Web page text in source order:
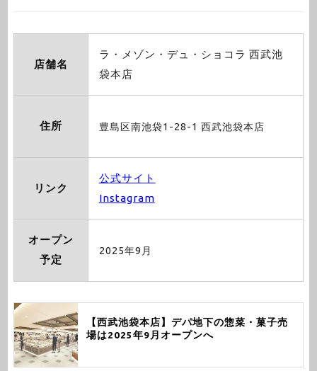
店舗名
ラ・メゾン・デュ・ショコラ 西武池
袋本店
住所 豊島区南池袋1-28-1 西武池袋本店
リンク
公式サイト
Instagram
オープン
予定
2025年9月
【西武池袋本店】デパ地下の惣菜・菓子売
場は2025年9月オープンへ